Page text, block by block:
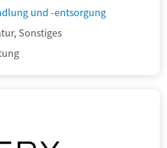
und -entsorgung
Sonstiges